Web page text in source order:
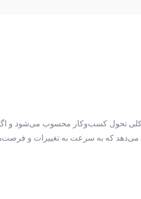
کلی تحول کسب‌وکار محسوب می‌شود و
می‌دهد که به سرعت به تغییرات و